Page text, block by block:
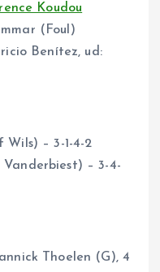
Koudou
(Foul)
Benítez, ud:
Wils) – 3-1-4-2
– 3-4-
Thoelen (G), 4